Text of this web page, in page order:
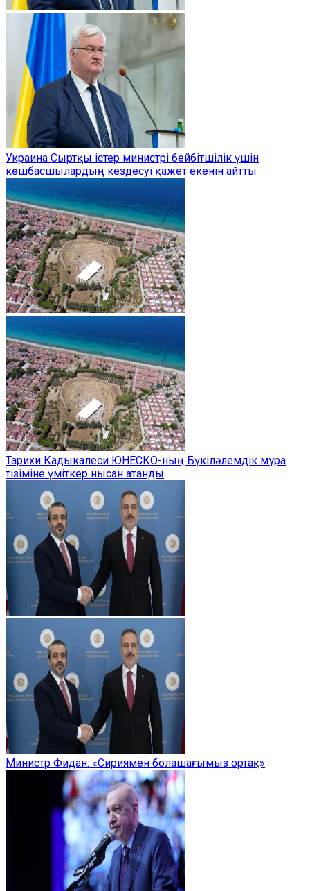
Украина Сыртқы істер министрі бейбітшілік үшін
көшбасшылардың кездесуі қажет екенін айтты
Тарихи Кадыкалеси ЮНЕСКО-ның Бүкіләлемдік мұра
тізіміне үміткер нысан атанды
Министр Фидан: «Сириямен болашағымыз ортақ»